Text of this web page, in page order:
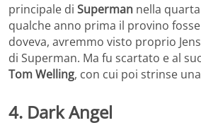
principale di Superman nella
qualche anno prima il provino
doveva, avremmo visto proprio
di Superman. Ma fu scartato e al
Tom Welling, con cui poi strinse
4. Dark Angel